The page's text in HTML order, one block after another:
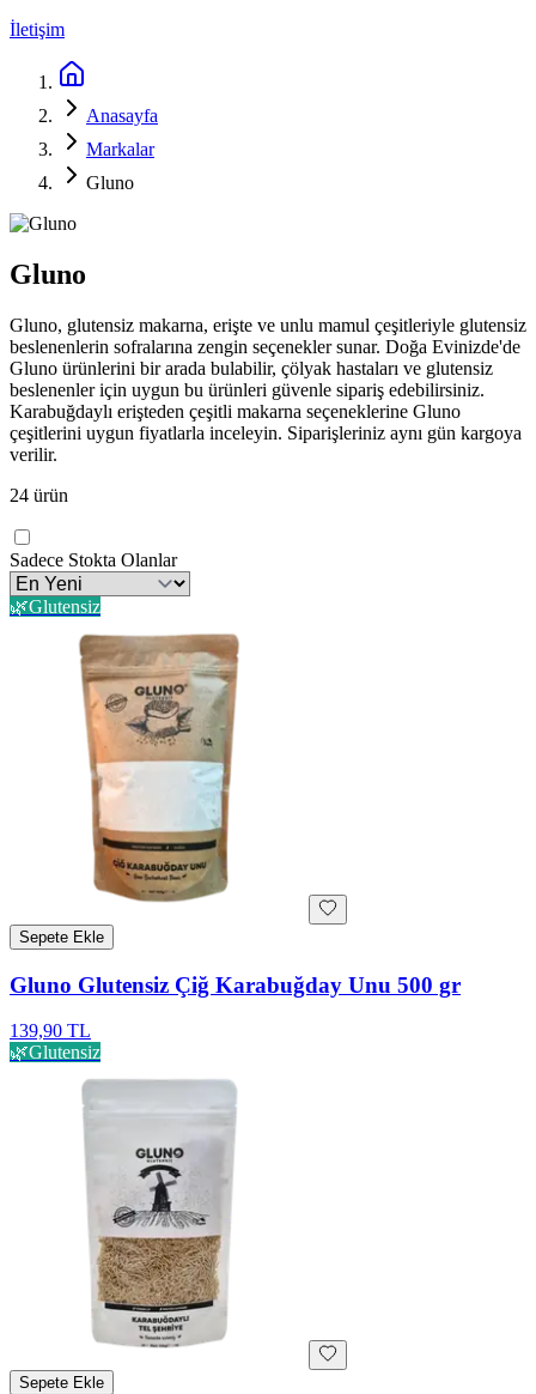
İletişim
Anasayfa
Markalar
Gluno
Gluno
Gluno, glutensiz makarna, erişte ve unlu mamul çeşitleriyle glutensiz
beslenenlerin sofralarına zengin seçenekler sunar. Doğa Evinizde'de
Gluno ürünlerini bir arada bulabilir, çölyak hastaları ve glutensiz
beslenenler için uygun bu ürünleri güvenle sipariş edebilirsiniz.
Karabuğdaylı erişteden çeşitli makarna seçeneklerine Gluno
çeşitlerini uygun fiyatlarla inceleyin. Siparişleriniz aynı gün kargoya
verilir.
24 ürün
Sadece Stokta Olanlar
🌿Glutensiz
Sepete Ekle
Gluno Glutensiz Çiğ Karabuğday Unu 500 gr
139,90 TL
🌿Glutensiz
Sepete Ekle